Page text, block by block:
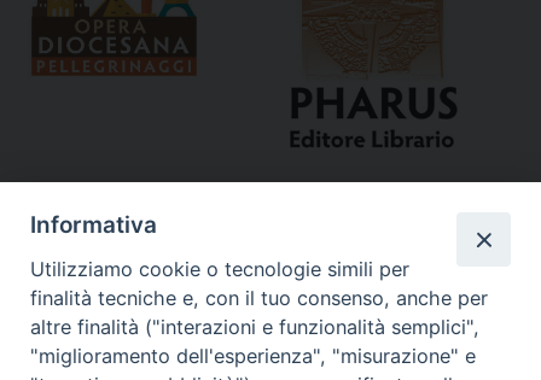
Informativa
Utilizziamo cookie o tecnologie simili per
finalità tecniche e, con il tuo consenso, anche per
altre finalità ("interazioni e funzionalità semplici",
"miglioramento dell'esperienza", "misurazione" e